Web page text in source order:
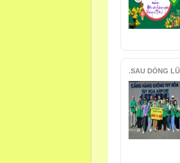
.SAU DÒNG